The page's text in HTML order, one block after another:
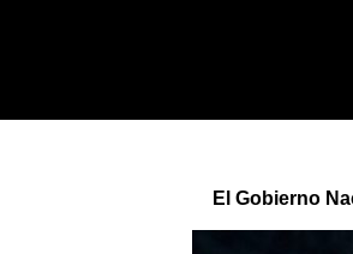
El Gobierno